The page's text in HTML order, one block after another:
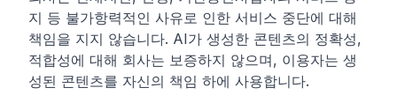
지 등 불가항력적인 사유로 인한 서비스 중단에 대해
책임을 지지 않습니다. AI가 생성한 콘텐츠의 정확성,
적합성에 대해 회사는 보증하지 않으며, 이용자는 생
성된 콘텐츠를 자신의 책임 하에 사용합니다.